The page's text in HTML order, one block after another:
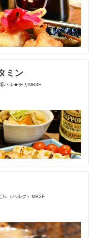
ミン
ハル★チカMB3F
（ハルク）MB3F